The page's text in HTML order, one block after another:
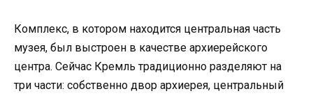
Комплекс, в котором находится центральная часть
музея, был выстроен в качестве архиерейского
центра. Сейчас Кремль традиционно разделяют на
три части: собственно двор архиерея, центральный